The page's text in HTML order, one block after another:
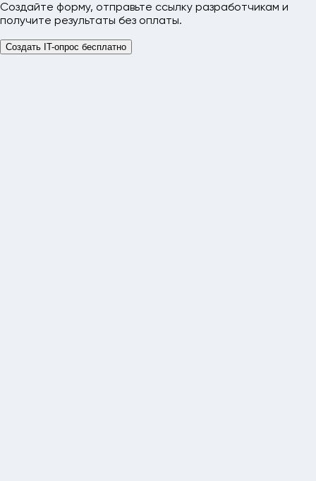
Создайте форму, отправьте ссылку разработчикам и
получите результаты без оплаты.
Создать IT-опрос бесплатно